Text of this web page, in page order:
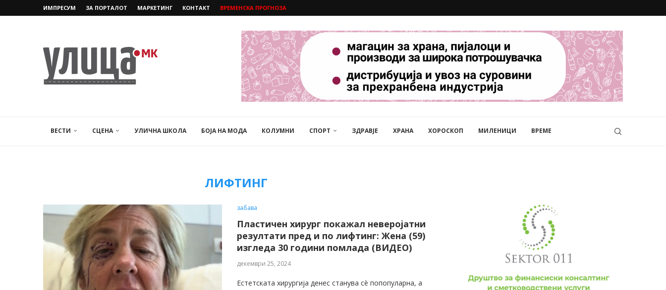
ИМПРЕСУМ ЗА ПОРТАЛОТ МАРКЕТИНГ КОНТАКТ ВРЕМЕНСКА ПРОГНОЗА
ВЕСТИ СЦЕНА УЛИЧНА ШКОЛА БОЈА НА МОДА КОЛУМНИ СПОРТ ЗДРАВЈЕ ХРАНА ХОРОСКОП МИЛЕНИЦИ ВРЕМЕ
ЛИФТИНГ
забава
Пластичен хирург покажал неверојатни
резултати пред и по лифтинг: Жена (59)
изгледа 30 години помлада (ВИДЕО)
декември 25, 2024
Естетската хирургија денес станува сè попопуларна, а